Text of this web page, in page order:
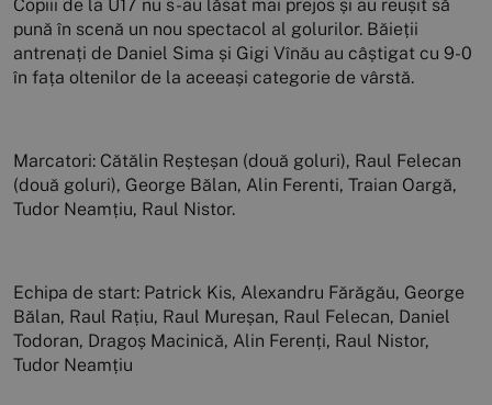
Copiii de la U17 nu s-au lăsat mai prejos și au reușit să
pună în scenă un nou spectacol al golurilor. Băieții
antrenați de Daniel Sima și Gigi Vînău au câștigat cu 9-0
în fața oltenilor de la aceeași categorie de vârstă.
Marcatori: Cătălin Reșteșan (două goluri), Raul Felecan
(două goluri), George Bălan, Alin Ferenti, Traian Oargă,
Tudor Neamțiu, Raul Nistor.
Echipa de start: Patrick Kis, Alexandru Fărăgău, George
Bălan, Raul Rațiu, Raul Mureșan, Raul Felecan, Daniel
Todoran, Dragoș Macinică, Alin Ferenți, Raul Nistor,
Tudor Neamțiu